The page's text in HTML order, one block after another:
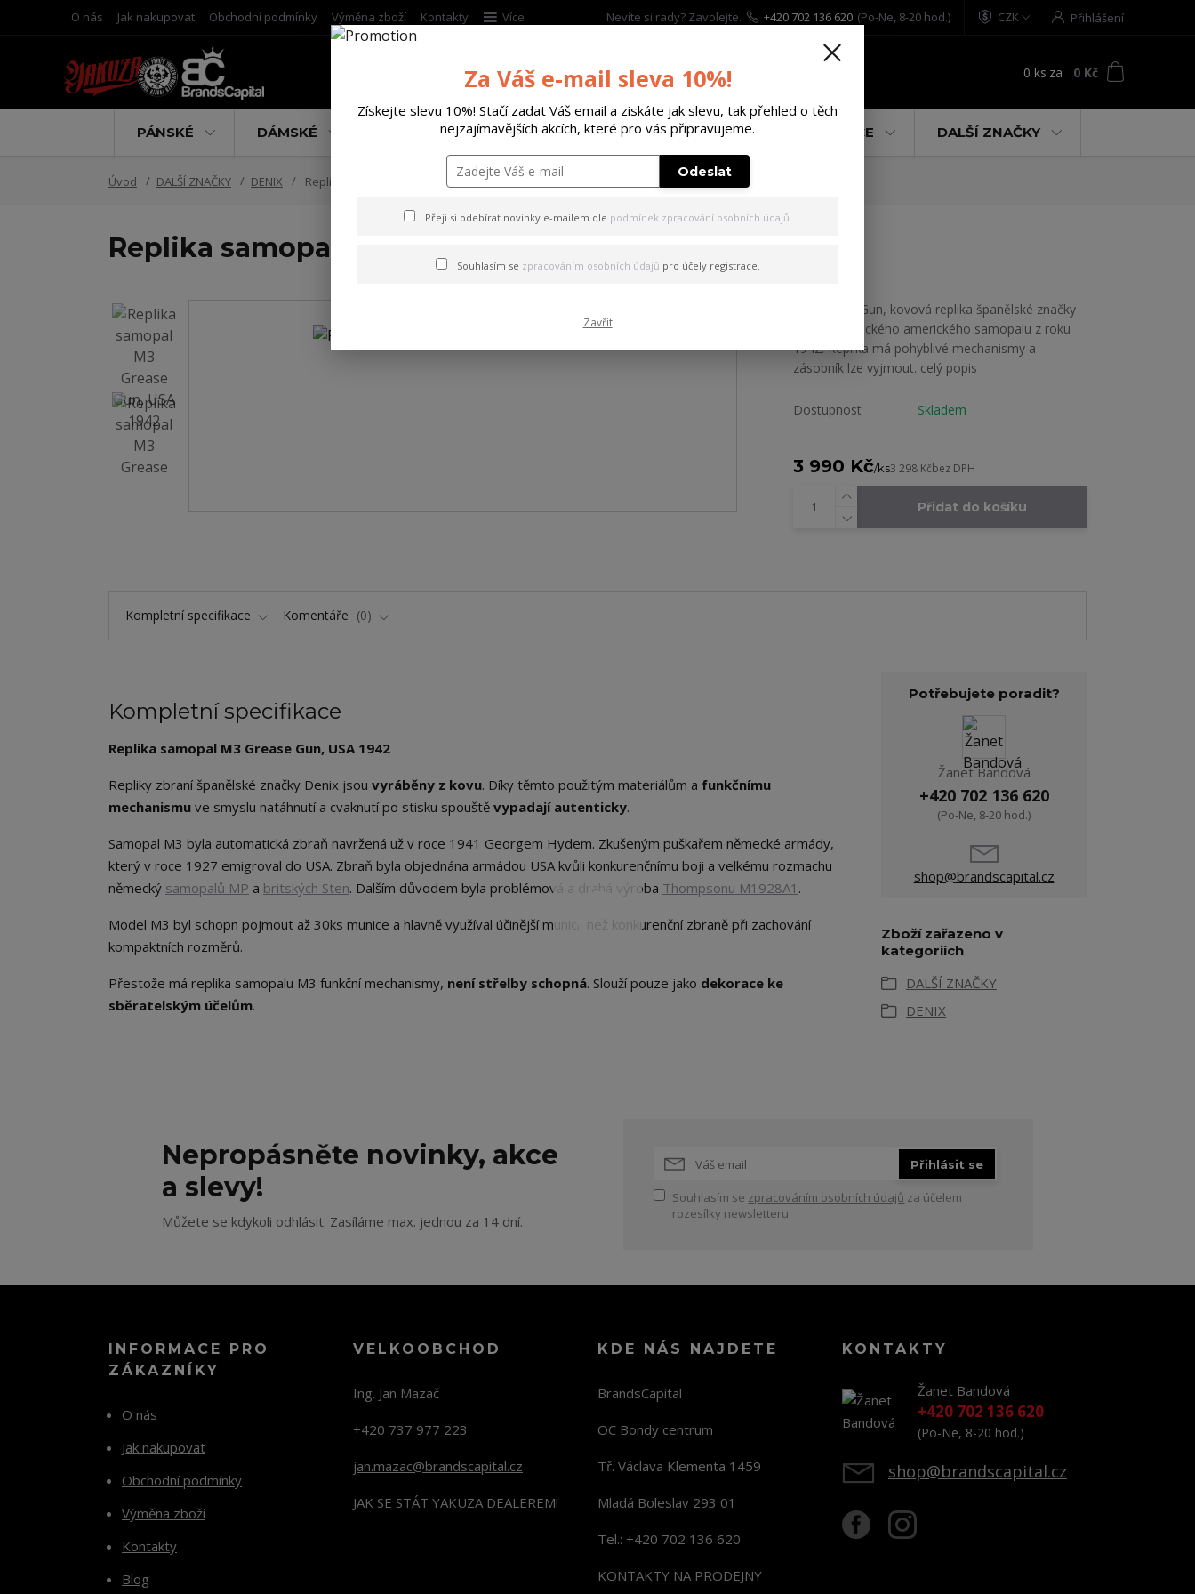
O nás Jak nakupovat Obchodní podmínky Výměna zboží Kontakty Více CZK Přihlášení
Nevíte si rady? Zavolejte. +420 702 136 620 (Po-Ne, 8-20 hod.)
0 ks za 0 Kč
PÁNSKÉ DÁMSKÉ DOPLŇKY DÁRKOVÉ POUKAZY % AKCE DALŠÍ ZNAČKY
Úvod DALŠÍ ZNAČKY DENIX Replika samopal M3 Grease Gun, USA 1942
Replika samopal M3 Grease Gun, USA 1942
M3 Grease Gun, kovová replika španělské značky
Denix historického amerického samopalu z roku
1942. Replika má pohyblivé mechanismy a
zásobník lze vyjmout. celý popis
Dostupnost Skladem
3 990 Kč/ks3 298 Kčbez DPH
Přidat do košíku
Kompletní specifikace Komentáře 0
Kompletní specifikace
Replika samopal M3 Grease Gun, USA 1942
Repliky zbraní španělské značky Denix jsou vyráběny z kovu. Díky těmto použitým materiálům a funkčnímu
mechanismu ve smyslu natáhnutí a cvaknutí po stisku spouště vypadají autenticky.
Samopal M3 byla automatická zbraň navržená už v roce 1941 Georgem Hydem. Zkušeným puškařem německé armády,
který v roce 1927 emigroval do USA. Zbraň byla objednána armádou USA kvůli konkurenčnímu boji a velkému rozmachu
německý samopalů MP a britských Sten. Dalším důvodem byla problémová a drahá výroba Thompsonu M1928A1 .
Model M3 byl schopn pojmout až 30ks munice a hlavně využíval účinější munici, než konkurenční zbraně při zachování
kompaktních rozměrů.
Přestože má replika samopalu M3 funkční mechanismy, není střelby schopná. Slouží pouze jako dekorace ke
sběratelským účelům.
Potřebujete poradit?
Žanet Bandová
+420 702 136 620
(Po-Ne, 8-20 hod.)
shop@brandscapital.cz
Zboží zařazeno v
kategoriích
DALŠÍ ZNAČKY
DENIX
Nepropásněte novinky, akce
a slevy!
Můžete se kdykoli odhlásit. Zasíláme max. jednou za 14 dní.
Přihlásit se
Souhlasím se zpracováním osobních údajů za účelem
rozesílky newsletteru.
INFORMACE PRO
ZÁKAZNÍKY
O nás
Jak nakupovat
Obchodní podmínky
Výměna zboží
Kontakty
Blog
VELKOOBCHOD
Ing. Jan Mazač
+420 737 977 223
jan.mazac@brandscapital.cz
JAK SE STÁT YAKUZA DEALEREM!
KDE NÁS NAJDETE
BrandsCapital
OC Bondy centrum
Tř. Václava Klementa 1459
Mladá Boleslav 293 01
Tel.: +420 702 136 620
KONTAKTY NA PRODEJNY
KONTAKTY
Žanet Bandová
+420 702 136 620
(Po-Ne, 8-20 hod.)
shop@brandscapital.cz
Za Váš e-mail sleva 10%!
Získejte slevu 10%! Stačí zadat Váš email a ziskáte jak slevu, tak přehled o těch
nejzajímavějších akcích, které pro vás připravujeme.
Odeslat
Přeji si odebírat novinky e-mailem dle podmínek zpracování osobních údajů.
Souhlasím se zpracováním osobních údajů pro účely registrace.
Zavřít